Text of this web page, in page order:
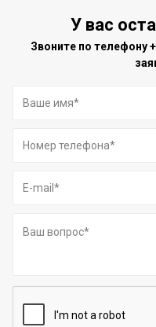
У вас
Звоните по телефону